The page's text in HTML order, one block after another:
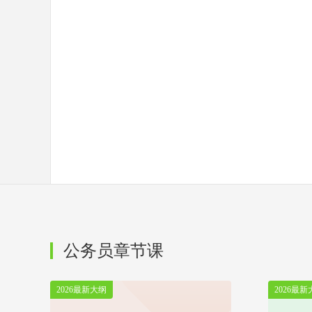
公务员章节课
2026最新大纲 2026最新